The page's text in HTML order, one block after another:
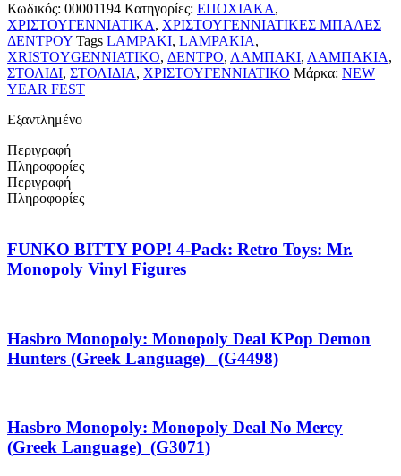
Κωδικός: 00001194 Κατηγορίες: ΕΠΟΧΙΑΚΑ,
ΧΡΙΣΤΟΥΓΕΝΝΙΑΤΙΚΑ, ΧΡΙΣΤΟΥΓΕΝΝΙΑΤΙΚΕΣ ΜΠΑΛΕΣ
ΔΕΝΤΡΟΥ Tags LAMPAKI, LAMPAKIA,
XRISTOYGENNIATIKO, ΔΕΝΤΡΟ, ΛΑΜΠΑΚΙ, ΛΑΜΠΑΚΙΑ,
ΣΤΟΛΙΔΙ, ΣΤΟΛΙΔΙΑ, ΧΡΙΣΤΟΥΓΕΝΝΙΑΤΙΚΟ Μάρκα: NEW
YEAR FEST
Εξαντλημένο
Περιγραφή
Πληροφορίες
Περιγραφή
Πληροφορίες
FUNKO BITTY POP! 4-Pack: Retro Toys: Mr.
Monopoly Vinyl Figures
Hasbro Monopoly: Monopoly Deal KPop Demon
Hunters (Greek Language) (G4498)
Hasbro Monopoly: Monopoly Deal No Mercy
(Greek Language) (G3071)